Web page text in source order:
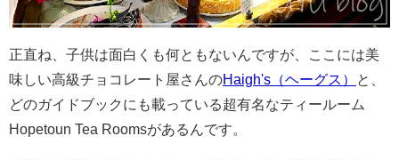
正直ね、子供は面白くも何ともないんですが、ここには美
味しい高級チョコレート屋さんのHaigh's（ヘーグス）
と、
どのガイドブックにも載っている超有名なティールーム
Hopetoun Tea Roomsがあるんです。